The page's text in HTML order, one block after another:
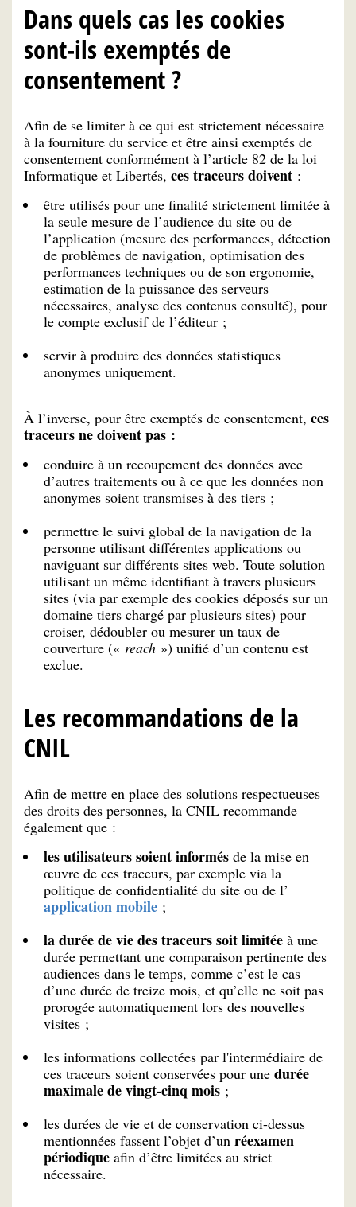
Dans quels cas les cookies
sont-ils exemptés de
consentement ?
Afin de se limiter à ce qui est strictement nécessaire
à la fourniture du service et être ainsi exemptés de
consentement conformément à l’article 82 de la loi
Informatique et Libertés, ces traceurs doivent :
être utilisés pour une finalité strictement limitée à
la seule mesure de l’audience du site ou de
l’application (mesure des performances, détection
de problèmes de navigation, optimisation des
performances techniques ou de son ergonomie,
estimation de la puissance des serveurs
nécessaires, analyse des contenus consulté), pour
le compte exclusif de l’éditeur ;
servir à produire des données statistiques
anonymes uniquement.
À l’inverse, pour être exemptés de consentement, ces
traceurs ne doivent pas :
conduire à un recoupement des données avec
d’autres traitements ou à ce que les données non
anonymes soient transmises à des tiers ;
permettre le suivi global de la navigation de la
personne utilisant différentes applications ou
naviguant sur différents sites web. Toute solution
utilisant un même identifiant à travers plusieurs
sites (via par exemple des cookies déposés sur un
domaine tiers chargé par plusieurs sites) pour
croiser, dédoubler ou mesurer un taux de
couverture (« reach ») unifié d’un contenu est
exclue.
Les recommandations de la
CNIL
Afin de mettre en place des solutions respectueuses
des droits des personnes, la CNIL recommande
également que :
les utilisateurs soient informés de la mise en
œuvre de ces traceurs, par exemple via la
politique de confidentialité du site ou de l’
application mobile ;
la durée de vie des traceurs soit limitée à une
durée permettant une comparaison pertinente des
audiences dans le temps, comme c’est le cas
d’une durée de treize mois, et qu’elle ne soit pas
prorogée automatiquement lors des nouvelles
visites ;
les informations collectées par l'intermédiaire de
ces traceurs soient conservées pour une durée
maximale de vingt-cinq mois ;
les durées de vie et de conservation ci-dessus
mentionnées fassent l’objet d’un réexamen
périodique afin d’être limitées au strict
nécessaire.